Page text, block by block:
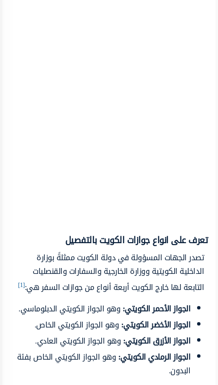
تعرف على انواع جوازات الكويت بالتفصيل
تصدر الجهات المسؤولة في دولة الكويت ممثلةً بوزارة
الداخلية الكويتية ووزارة الخارجية والسفارات والقنصليات
التابعة لها خارج الكويت أربعة أنواع من جوازات السفر هي:[1]
الجواز الأحمر الكويتي:وهو الجواز الكويتي الدبلوماسي.
الجواز الأخضر الكويتي:وهو الجواز الكويتي الخاص.
الجواز الأزرق الكويتي:وهو الجواز الكويتي العادي.
الجواز الرمادي الكويتي:وهو الجواز الكويتي الخاص بفئة
البدون.